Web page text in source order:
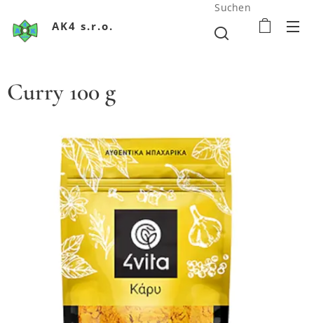
AK4 s.r.o.
Suchen
Curry 100 g